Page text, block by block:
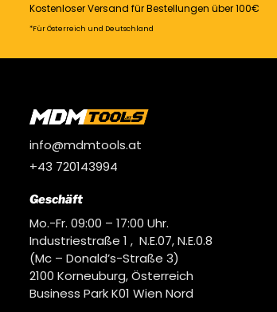
Kostenloser Versand für Bestellungen über 100€
*Für Österreich und Deutschland
info@mdmtools.at
+43 720143994
Geschäft
Mo.-Fr. 09:00 – 17:00 Uhr.
Industriestraße 1 , N.E.07, N.E.0.8
(Mc – Donald’s-Straße 3)
2100 Korneuburg, Österreich
Business Park K01 Wien Nord